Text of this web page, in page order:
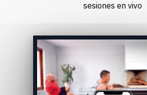
sesiones en vivo